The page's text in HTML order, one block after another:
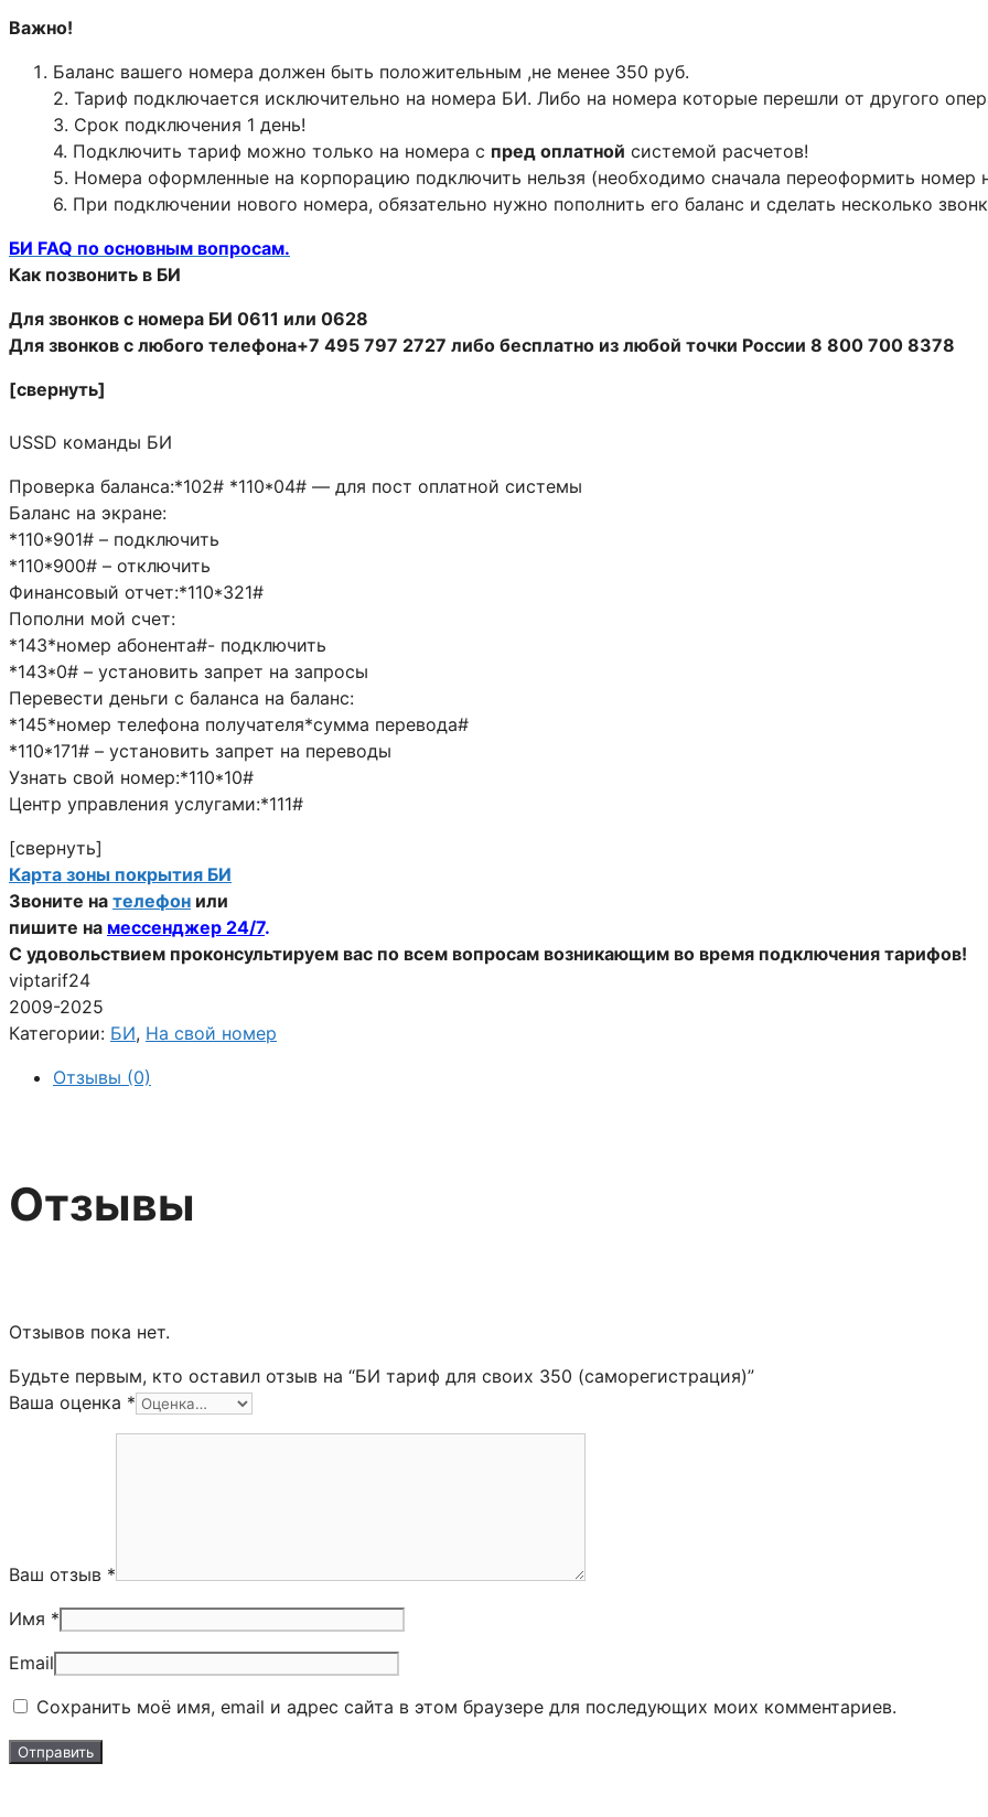
Важно!
Баланс вашего номера должен быть положительным ,не менее 350 руб.
2. Тариф подключается исключительно на номера БИ. Либо на номера которые перешли от другого
3. Срок подключения 1 день!
4. Подключить тариф можно только на номера с пред оплатной системой расчетов!
5. Номера оформленные на корпорацию подключить нельзя (необходимо сначала переоформить номер
6. При подключении нового номера, обязательно нужно пополнить его баланс и сделать несколько
БИ FAQ по основным вопросам.
Как позвонить в БИ
Для звонков с номера БИ 0611 или 0628
Для звонков с любого телефона+7 495 797 2727 либо бесплатно из любой точки России 8 800 700 8378
[свернуть]
USSD команды БИ
Проверка баланса:*102# *110*04# — для пост оплатной системы
Баланс на экране:
*110*901# – подключить
*110*900# – отключить
Финансовый отчет:*110*321#
Пополни мой счет:
*143*номер абонента#- подключить
*143*0# – установить запрет на запросы
Перевести деньги с баланса на баланс:
*145*номер телефона получателя*сумма перевода#
*110*171# – установить запрет на переводы
Узнать свой номер:*110*10#
Центр управления услугами:*111#
[свернуть]
Карта зоны покрытия БИ
Звоните на телефон или
пишите на мессенджер 24/7.
С удовольствием проконсультируем вас по всем вопросам возникающим во время подключения тарифов!
viptarif24
2009-2025
Категории: БИ, На свой номер
Отзывы (0)
Отзывы
Отзывов пока нет.
Будьте первым, кто оставил отзыв на “БИ тариф для своих 350 (саморегистрация)”
Ваша оценка *
Ваш отзыв *
Имя *
Email
Сохранить моё имя, email и адрес сайта в этом браузере для последующих моих комментариев.